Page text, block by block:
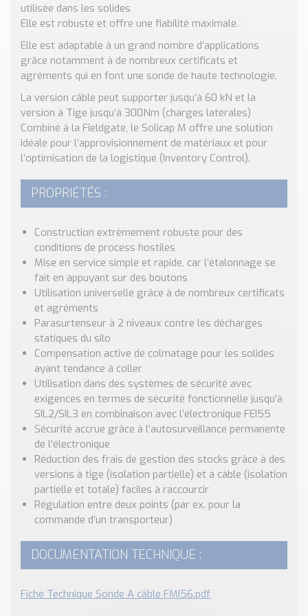
Nos Réalisations
Conseils et Actualités
Catalogue des essentiels pour les brasseries et micro-
brasseries
Devis, Tarifs, Renseignements techniques
utilisée dans les solides
Elle est robuste et offre une fiabilité maximale.
Elle est adaptable à un grand nombre d’applications
grâce notamment à de nombreux certificats et
agréments qui en font une sonde de haute technologie.
La version câble peut supporter jusqu’à 60 kN et la
version à Tige jusqu’à 300Nm (charges latérales)
Combiné à la Fieldgate, le Solicap M offre une solution
idéale pour l’approvisionnement de matériaux et pour
l’optimisation de la logistique (Inventory Control).
PROPRIÉTÉS :
Construction extrêmement robuste pour des
conditions de process hostiles
Mise en service simple et rapide, car l’étalonnage se
fait en appuyant sur des boutons
Utilisation universelle grâce à de nombreux certificats
et agréments
Parasurtenseur à 2 niveaux contre les décharges
statiques du silo
Compensation active de colmatage pour les solides
ayant tendance à coller
Utilisation dans des systèmes de sécurité avec
exigences en termes de sécurité fonctionnelle jusqu’à
SIL2/SIL3 en combinaison avec l’électronique FEI55
Sécurité accrue grâce à l’autosurveillance permanente
de l’électronique
Réduction des frais de gestion des stocks grâce à des
versions à tige (isolation partielle) et à câble (isolation
partielle et totale) faciles à raccourcir
Régulation entre deux points (par ex. pour la
commande d’un transporteur)
DOCUMENTATION TECHNIQUE :
Fiche Technique Sonde A câble FMI56.pdf